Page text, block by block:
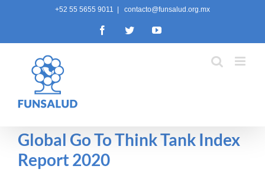
+52 55 5655 9011 contacto@funsalud.org.mx
FacebookTwitterYouTube
Global Go To Think Tank Index
Report 2020